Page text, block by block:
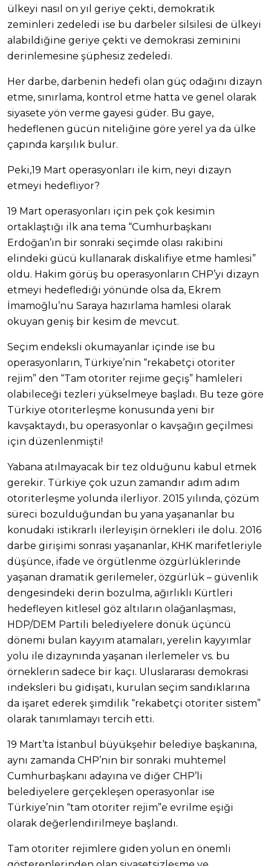
ülkeyi nasıl on yıl geriye çekti, demokratik
zeminleri zedeledi ise bu darbeler silsilesi de ülkeyi
alabildiğine geriye çekti ve demokrasi zeminini
derinlemesine şüphesiz zedeledi.
Her darbe, darbenin hedefi olan güç odağını dizayn
etme, sınırlama, kontrol etme hatta ve genel olarak
siyasete yön verme gayesi güder. Bu gaye,
hedeflenen gücün niteliğine göre yerel ya da ülke
çapında karşılık bulur.
Peki,19 Mart operasyonları ile kim, neyi dizayn
etmeyi hedefliyor?
19 Mart operasyonları için pek çok kesimin
ortaklaştığı ilk ana tema “Cumhurbaşkanı
Erdoğan’ın bir sonraki seçimde olası rakibini
elindeki gücü kullanarak diskalifiye etme hamlesi”
oldu. Hakim görüş bu operasyonların CHP’yi dizayn
etmeyi hedeflediği yönünde olsa da, Ekrem
İmamoğlu’nu Saraya hazırlama hamlesi olarak
okuyan geniş bir kesim de mevcut.
Seçim endeksli okumayanlar içinde ise bu
operasyonların, Türkiye’nin “rekabetçi otoriter
rejim” den “Tam otoriter rejime geçiş” hamleleri
olabileceği tezleri yükselmeye başladı. Bu teze göre
Türkiye otoriterleşme konusunda yeni bir
kavşaktaydı, bu operasyonlar o kavşağın geçilmesi
için düzenlenmişti!
Yabana atılmayacak bir tez olduğunu kabul etmek
gerekir. Türkiye çok uzun zamandır adım adım
otoriterleşme yolunda ilerliyor. 2015 yılında, çözüm
süreci bozulduğundan bu yana yaşananlar bu
konudaki istikrarlı ilerleyişin örnekleri ile dolu. 2016
darbe girişimi sonrası yaşananlar, KHK marifetleriyle
düşünce, ifade ve örgütlenme özgürlüklerinde
yaşanan dramatik gerilemeler, özgürlük – güvenlik
dengesindeki derin bozulma, ağırlıklı Kürtleri
hedefleyen kitlesel göz altıların olağanlaşması,
HDP/DEM Partili belediyelere dönük üçüncü
dönemi bulan kayyım atamaları, yerelin kayyımlar
yolu ile dizaynında yaşanan ilerlemeler vs. bu
örneklerin sadece bir kaçı. Uluslararası demokrasi
indeksleri bu gidişatı, kurulan seçim sandıklarına
da işaret ederek şimdilik “rekabetçi otoriter sistem”
olarak tanımlamayı tercih etti.
19 Mart’ta İstanbul büyükşehir belediye başkanına,
aynı zamanda CHP’nin bir sonraki muhtemel
Cumhurbaşkanı adayına ve diğer CHP’li
belediyelere gerçekleşen operasyonlar ise
Türkiye’nin “tam otoriter rejim”e evrilme eşiği
olarak değerlendirilmeye başlandı.
Tam otoriter rejimlere giden yolun en önemli